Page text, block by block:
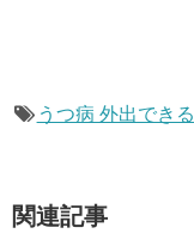
うつ病 外出できる
関連記事